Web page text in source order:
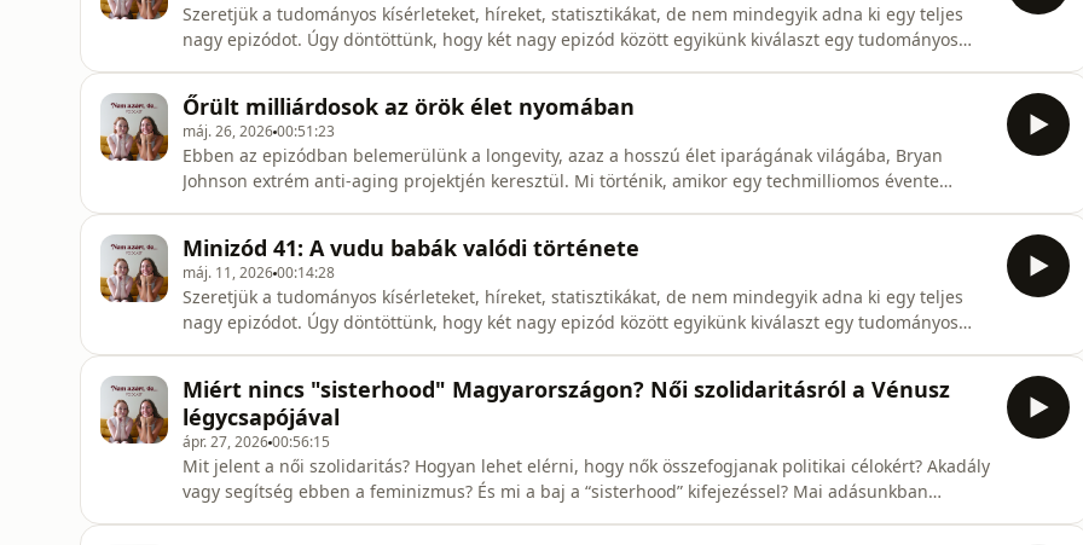
Szeretjük a tudományos kísérleteket, híreket, statisztikákat, de nem mindegyik adna ki egy teljes
nagy epizódot. Úgy döntöttünk, hogy két nagy epizód között egyikünk kiválaszt egy tudományos
veletek kedves hallgatók. Források: A publikáció elolvasható itt:
https://www.researchgate.net/publication/353688
Őrült milliárdosok az örök élet nyomában
máj. 26, 202600:51:23
Ebben az epizódban belemerülünk a longevity, azaz a hosszú élet iparágának világába, Bryan
Johnson extrém anti-aging projektjén keresztül. Mi történik, amikor egy techmilliomos évente
csak az, hogy meg tudjuk-e
Minizód 41: A vudu babák valódi története
máj. 11, 202600:14:28
Szeretjük a tudományos kísérleteket, híreket, statisztikákat, de nem mindegyik adna ki egy teljes
nagy epizódot. Úgy döntöttünk, hogy két nagy epizód között egyikünk kiválaszt egy tudományos
myth/extrasensory-perceptions/vo
Miért nincs "sisterhood" Magyarországon? Női szolidaritásról a Vénusz
légycsapójával
ápr. 27, 202600:56:15
Mit jelent a női szolidaritás? Hogyan lehet elérni, hogy nők összefogjanak politikai célokért? Akadály
vagy segítség ebben a feminizmus? És mi a baj a “sisterhood” kifejezéssel? Mai adásunkban